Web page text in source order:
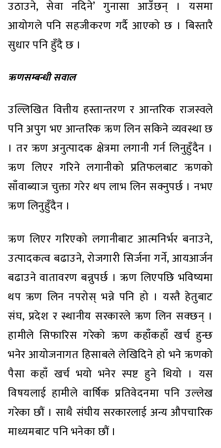
उठाउने, सेवा नदिने’ गुनासा आउँछन् । यसमा
आयोगले पनि सहजीकरण गर्दै आएको छ । बिस्तारै
सुधार पनि हुँदै छ ।
ऋणसम्बन्धी सवाल
उल्लिखित वित्तीय हस्तान्तरण र आन्तरिक राजस्वले
पनि अपुग भए आन्तरिक ऋण लिन सकिने व्यवस्था छ
। तर ऋण अनुत्पादक क्षेत्रमा लगानी गर्न लिनुहुँदैन ।
ऋण लिएर गरिने लगानीको प्रतिफलबाट ऋणको
साँवाब्याज चुक्ता गरेर थप लाभ लिन सक्नुपर्छ । नभए
ऋण लिनुहुँदैन ।
ऋण लिएर गरिएको लगानीबाट आत्मनिर्भर बनाउने,
उत्पादकत्व बढाउने, रोजगारी सिर्जना गर्ने, आयआर्जन
बढाउने वातावरण बन्नुपर्छ । ऋण लिएपछि भविष्यमा
थप ऋण लिन नपरोस् भन्ने पनि हो । यस्तै हेतुबाट
संघ, प्रदेश र स्थानीय सरकारले ऋण लिन सक्छन् ।
हामीले सिफारिस गरेको ऋण कहाँकहाँ खर्च हुन्छ
भनेर आयोजनागत हिसाबले लेखिदिने हो भने ऋणको
पैसा कहाँ खर्च भयो भनेर स्पष्ट हुने थियो । यस
विषयलाई हामीले वार्षिक प्रतिवेदनमा पनि उल्लेख
गरेका छौं । साथै संघीय सरकारलाई अन्य औपचारिक
माध्यमबाट पनि भनेका छौं ।